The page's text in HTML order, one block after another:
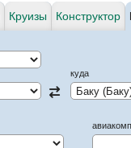
Круизы Конструктор
куда